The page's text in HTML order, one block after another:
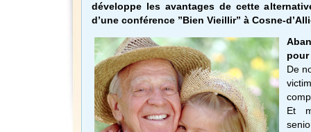
développe les avantages de cette
d’une conférence ”Bien Vieillir” à Cosne-
pour
De
Et